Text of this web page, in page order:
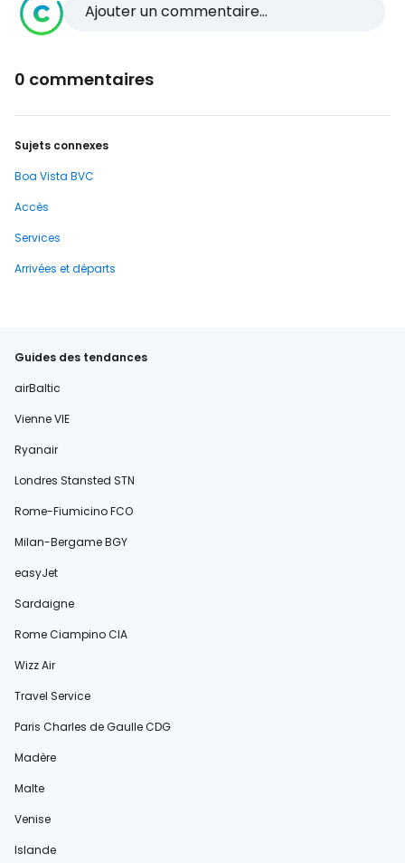
Ajouter un commentaire...
0 commentaires
Sujets connexes
Boa Vista BVC
Accès
Services
Arrivées et départs
Guides des tendances
airBaltic
Vienne VIE
Ryanair
Londres Stansted STN
Rome-Fiumicino FCO
Milan-Bergame BGY
easyJet
Sardaigne
Rome Ciampino CIA
Wizz Air
Travel Service
Paris Charles de Gaulle CDG
Madère
Malte
Venise
Islande